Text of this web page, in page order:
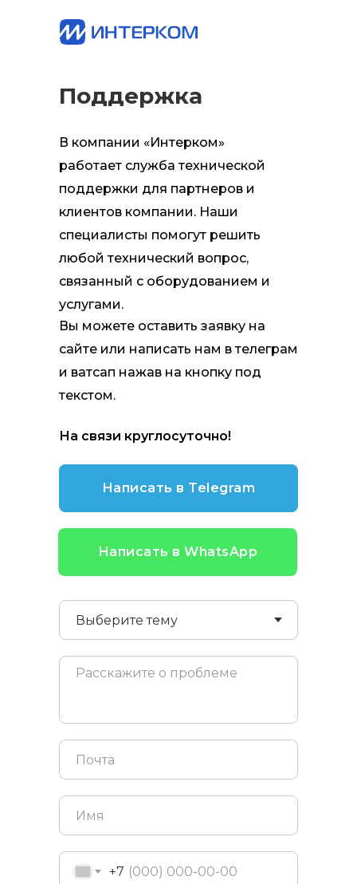
Поддержка
+7
В компании «Интерком»
работает служба технической
поддержки для партнеров и
клиентов компании. Наши
специалисты помогут решить
любой технический вопрос,
связанный с оборудованием и
услугами.
На связи круглосуточно!
Вы можете оставить заявку на
сайте или написать нам в телеграм
и ватсап нажав на кнопку под
текстом.
Написать в WhatsApp
Написать в Telegram